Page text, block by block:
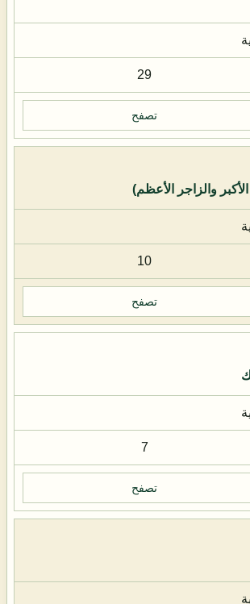
29
تصفح
والزاجر الأعظم)
10
تصفح
7
تصفح